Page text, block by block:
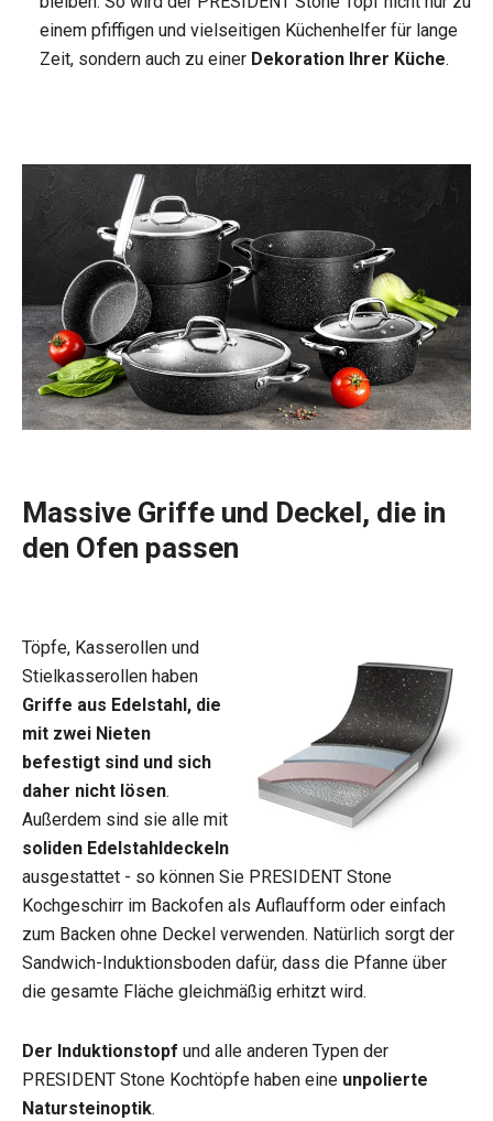
einem pfiffigen und vielseitigen Küchenhelfer für lange
Zeit, sondern auch zu einer Dekoration Ihrer Küche.
Massive Griffe und Deckel, die in
den Ofen passen
Töpfe, Kasserollen und
Stielkasserollen haben
Griffe aus Edelstahl, die
mit zwei Nieten
befestigt sind und sich
daher nicht lösen.
Außerdem sind sie alle mit
soliden Edelstahldeckeln
ausgestattet - so können Sie PRESIDENT Stone
Kochgeschirr im Backofen als Auflaufform oder einfach
zum Backen ohne Deckel verwenden. Natürlich sorgt der
Sandwich-Induktionsboden dafür, dass die Pfanne über
die gesamte Fläche gleichmäßig erhitzt wird.
Der Induktionstopf und alle anderen Typen der
PRESIDENT Stone Kochtöpfe haben eine unpolierte
Natursteinoptik.